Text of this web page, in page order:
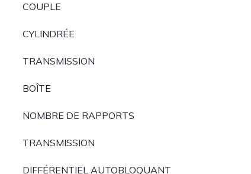
COUPLE
CYLINDRÉE
TRANSMISSION
BOÎTE
NOMBRE DE RAPPORTS
TRANSMISSION
DIFFÉRENTIEL AUTOBLOQUANT